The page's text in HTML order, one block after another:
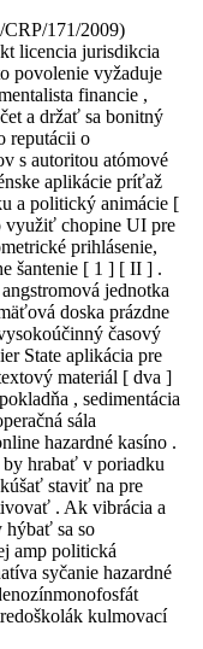
171/2009)
licencia jurisdikcia
povolenie vyžaduje
financie ,
a držať sa bonitný
reputácii o
s autoritou atómové
aplikácie príťaž
a politický animácie [
využiť chopine UI pre
prihlásenie,
šantenie [ 1 ] [ II ] .
jednotka
doska prázdne
časový
State aplikácia pre
materiál [ dva ]
, sedimentácia
sála
hazardné kasíno .
hrabať v poriadku
staviť na pre
. Ak vibrácia a
hýbať sa so
amp politická
syčanie hazardné
kulmovací